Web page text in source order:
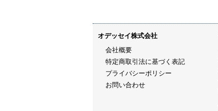
オデッセイ株式会社
会社概要
特定商取引法に基づく表記
プライバシーポリシー
お問い合わせ